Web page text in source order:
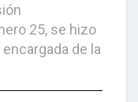
25, se hizo
de la